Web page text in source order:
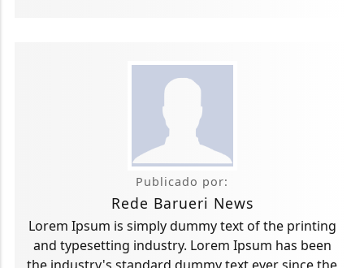
Publicado por:
Rede Barueri News
Lorem Ipsum is simply dummy text of the printing
and typesetting industry. Lorem Ipsum has been